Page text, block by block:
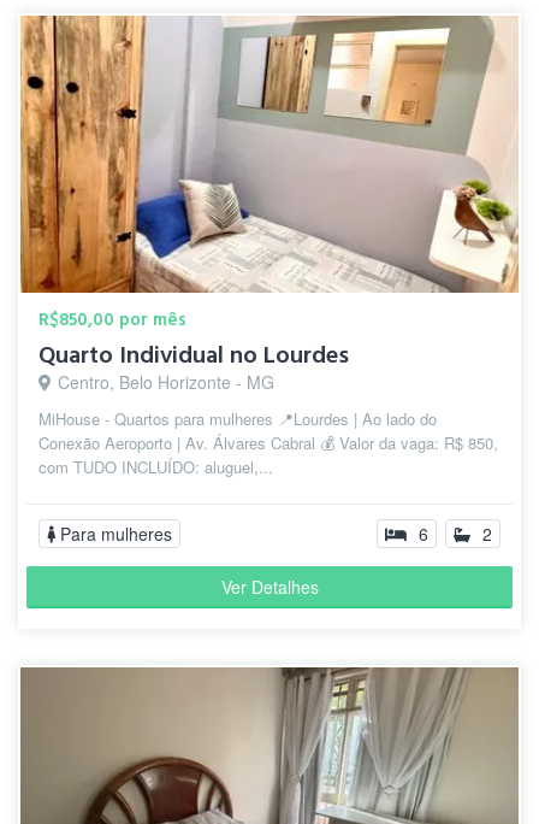
R$850,00 por mês
Quarto Individual no Lourdes
Centro, Belo Horizonte - MG
MiHouse - Quartos para mulheres 📍Lourdes | Ao lado do
Conexão Aeroporto | Av. Álvares Cabral 💰 Valor da vaga: R$ 850,
com TUDO INCLUÍDO: aluguel,...
Para mulheres 6 2
Ver Detalhes